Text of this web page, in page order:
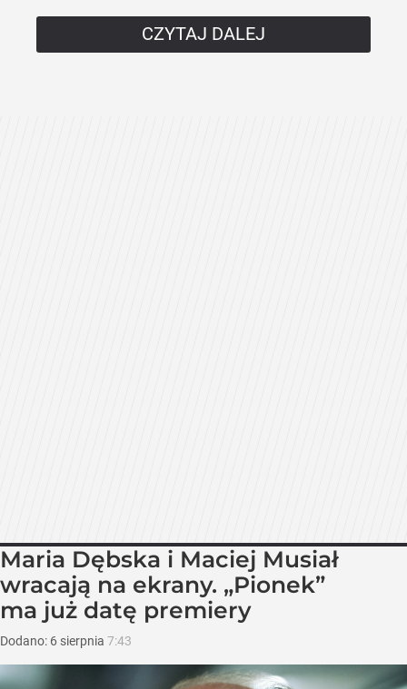
CZYTAJ DALEJ
Maria Dębska i Maciej Musiał
wracają na ekrany. „Pionek”
ma już datę premiery
Dodano: 6 sierpnia 7:43